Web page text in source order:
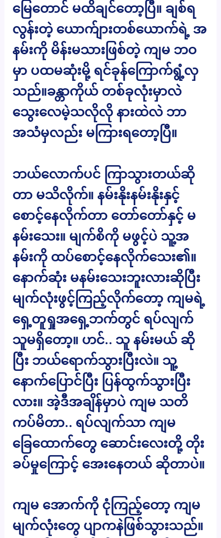
မြေတောင် မထိချင်တော့ပြီ။ ချစ်ရ
လွန်းတဲ့ ယောက်ျားတစ်ယောက်ရဲ့ အ
နမ်းကို မိန်းမသားဖြစ်တဲ့ ကျမ ဘဝ
မှာ ပထမဆုံးမို့ ရင်ခုန်ကြောက်ရွံ့လှ
သည်။ခန္တာကိုယ် တစ်ခုလုံးမှာလဲ
သွေးလေမဲ့သလိုလို နားထဲလဲ ဘာ
အသံမှလည်း မကြားရတော့ပြီ။
ဘယ်လောက်ပင် ကြာသွားတယ်ဆို
တာ မသိလိုက်။ နမ်းနိုးနမ်းနိုးနှင့်
စောင့်နေလိုက်တာ တော်တော်နှင့် မ
နမ်းသေး။ မျက်စိကို မဖွင့်ပဲ သူ့အ
နမ်းကို ထပ်စောင့်နေလိုက်သေး၏။
နောက်ဆုံး မနမ်းသေးဘူးလားဆိုပြီး
မျက်လုံးဖွင့်ကြည့်လိုက်တော့ ကျမရဲ့
ရှေ့တူရှုအရှေ့ဘက်တွင် ရပ်လျက်
သူမရှိတော့။ ဟင်.. သူ နမ်းမယ် ဆို
ပြီး ဘယ်ရောက်သွားပြီးလဲ။ သူ့
နောက်ပြောင်ပြီး ပြန်ထွက်သွားပြီး
လား။ အဲ့ဒီအချိန်မှာပဲ ကျမ သတိ
ကပ်မိတာ.. ရပ်လျက်သာ ကျမ
ခြေထောက်တွေ ဆောင်းလေးတို့ တိုး
ခပ်မှုကြောင့် အေးနေတယ် ဆိုတာပဲ။
ကျမ အောက်ကို ငုံကြည့်တော့ ကျမ
မျက်လုံးတွေ ပျာကနဲဖြစ်သွားသည်။